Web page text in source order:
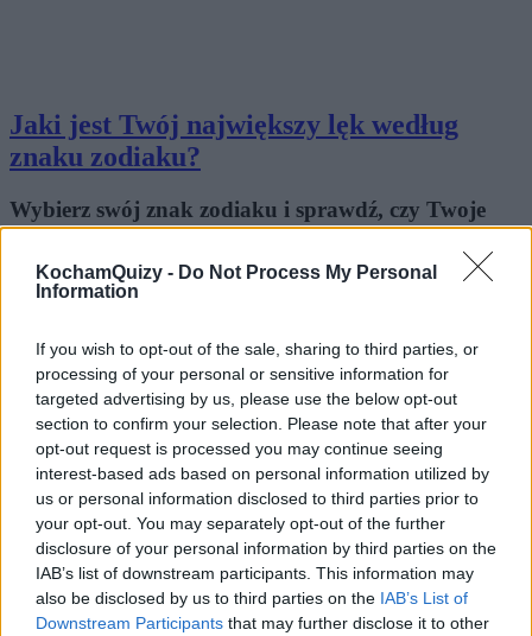
KochamQuizy - Do Not Process My Personal
Information
If you wish to opt-out of the sale, sharing to third parties, or
processing of your personal or sensitive information for
targeted advertising by us, please use the below opt-out
section to confirm your selection. Please note that after your
opt-out request is processed you may continue seeing
interest-based ads based on personal information utilized by
us or personal information disclosed to third parties prior to
your opt-out. You may separately opt-out of the further
disclosure of your personal information by third parties on the
IAB’s list of downstream participants. This information may
also be disclosed by us to third parties on the IAB’s List of
Downstream Participants that may further disclose it to other
Jaki jest Twój największy lęk według
znaku zodiaku?
Wybierz swój znak zodiaku i sprawdź, czy Twoje
lęki faktycznie pokrywają się z założeniami horo...
Jaki jest Twój kamień urodzenia?
Zastanawiałeś się, jaki kamień odpowiada
miesiącowi Twojego urodzenia? Który z nich
powinien zn...
6.9k 417
Jaka jest Twoja dominująca czakra?